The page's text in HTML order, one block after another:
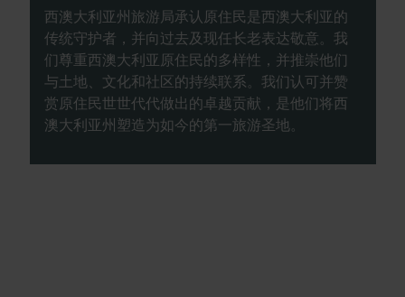
西澳大利亚州旅游局承认原住民是西澳大利亚的
传统守护者，并向过去及现任长老表达敬意。我
们尊重西澳大利亚原住民的多样性，并推崇他们
与土地、文化和社区的持续联系。我们认可并赞
赏原住民世世代代做出的卓越贡献，是他们将西
澳大利亚州塑造为如今的第一旅游圣地。